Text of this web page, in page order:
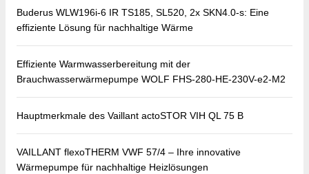
Buderus WLW196i-6 IR TS185, SL520, 2x SKN4.0-s: Eine
effiziente Lösung für nachhaltige Wärme
Effiziente Warmwasserbereitung mit der
Brauchwasserwärmepumpe WOLF FHS-280-HE-230V-e2-M2
Hauptmerkmale des Vaillant actoSTOR VIH QL 75 B
VAILLANT flexoTHERM VWF 57/4 – Ihre innovative
Wärmepumpe für nachhaltige Heizlösungen